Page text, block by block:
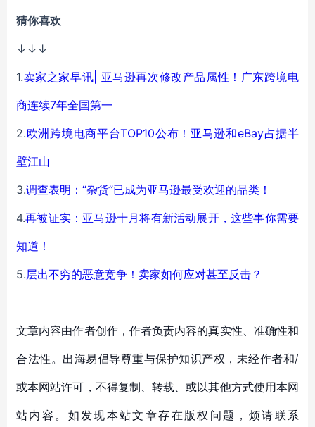
猜你喜欢
↓↓↓
1.卖家之家早讯| 亚马逊再次修改产品属性！广东跨境电
商连续7年全国第一
2.欧洲跨境电商平台TOP10公布！亚马逊和eBay占据半
壁江山
3.调查表明：“杂货”已成为亚马逊最受欢迎的品类！
4.再被证实：亚马逊十月将有新活动展开，这些事你需要
知道！
5.层出不穷的恶意竞争！卖家如何应对甚至反击？
文章内容由作者创作，作者负责内容的真实性、准确性和
合法性。出海易倡导尊重与保护知识产权，未经作者和/
或本网站许可，不得复制、转载、或以其他方式使用本网
站内容。如发现本站文章存在版权问题，烦请联系